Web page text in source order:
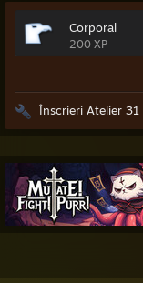
Corporal
200 XP
Înscrieri Atelier 31